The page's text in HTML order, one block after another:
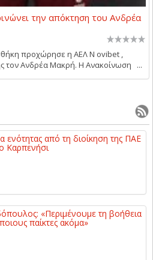
την απόκτηση του Ανδρέα
προχώρησε η ΑΕΛ N ovibet ,
τον Ανδρέα Μακρή. Η Ανακοίνωση ...
ενότητας από τη διοίκηση της ΠΑΕ
Καρπενήσι
«Περιμένουμε τη βοήθεια
παίκτες ακόμα»